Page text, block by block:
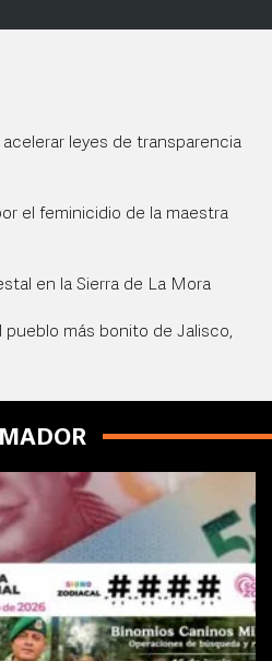
leyes de transparencia
el feminicidio de la maestra
en la Sierra de La Mora
más bonito de Jalisco,